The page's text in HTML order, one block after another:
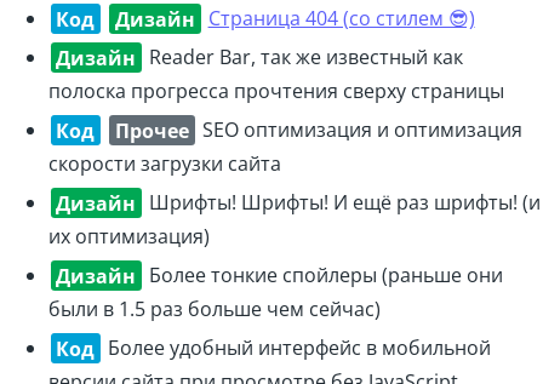
Код
Дизайн Страница 404 (со стилем 😎)
Дизайн Reader Bar, так же известный как
полоска прогресса прочтения сверху страницы
Код
Прочее SEO оптимизация и оптимизация
скорости загрузки сайта
Дизайн Шрифты! Шрифты! И ещё раз шрифты! (и
их оптимизация)
Дизайн Более тонкие спойлеры (раньше они
были в 1.5 раз больше чем сейчас)
Код Более удобный интерфейс в мобильной